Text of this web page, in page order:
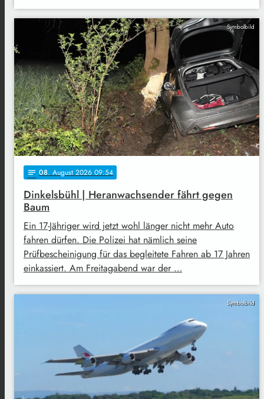
Symbolbild
notes 08. August 2026 09:54
Dinkelsbühl | Heranwachsender fährt gegen
Baum
Ein 17-Jähriger wird jetzt wohl länger nicht mehr Auto
fahren dürfen. Die Polizei hat nämlich seine
Prüfbescheinigung für das begleitete Fahren ab 17 Jahren
einkassiert. Am Freitagabend war der …
Symbolbild